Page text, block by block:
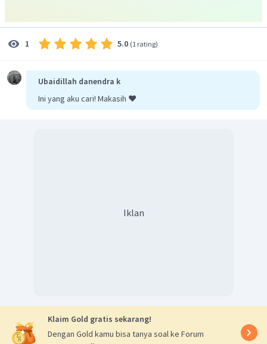
1 5.0 (1 rating)
Ubaidillah danendra k
Ini yang aku cari! Makasih ❤️
Iklan
Klaim Gold gratis sekarang!
Dengan Gold kamu bisa tanya soal ke Forum